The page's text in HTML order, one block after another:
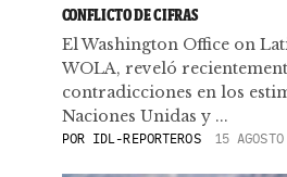
CONFLICTO DE CIFRAS
El Washington Office on
WOLA, reveló
contradicciones en los
Naciones Unidas y ...
POR IDL-REPORTEROS 15